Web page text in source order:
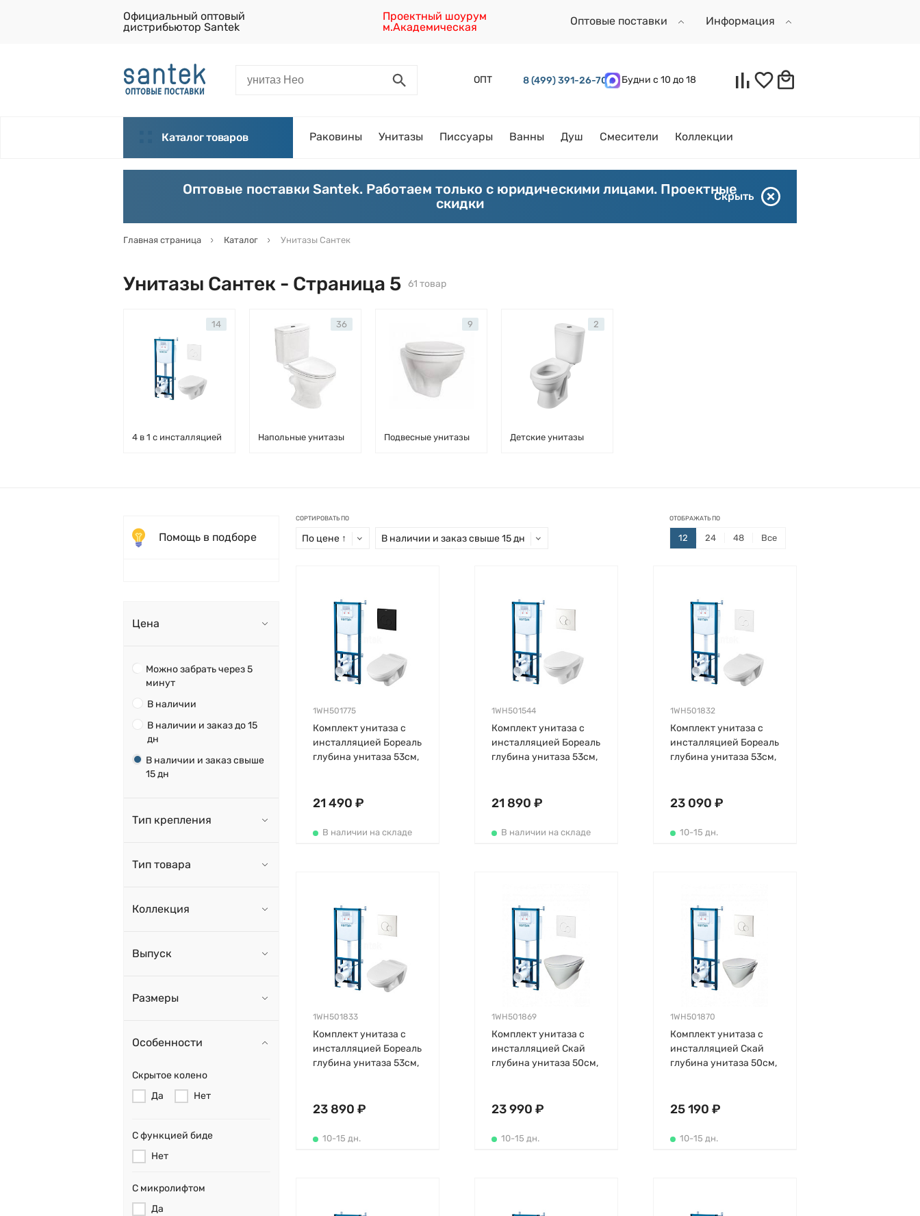
Официальный оптовый
дистрибьютор Santek
Проектный шоурум
м.Академическая
Оптовые поставки Информация
ОПТ 8 (499) 391-26-70 Будни с 10 до 18
Каталог товаров Раковины Унитазы Писсуары Ванны Душ Смесители Коллекции
Оптовые поставки Santek. Работаем только с юридическими лицами. Проектные
скидки
Скрыть
Главная страница Каталог Унитазы Сантек
Унитазы Сантек - Страница 5 61 товар
4 в 1 с инсталляцией
14
Напольные унитазы
36
Подвесные унитазы
9
Детские унитазы
2
Помощь в подборе
Цена
Можно забрать через 5
минут
В наличии
В наличии и заказ до 15
дн
В наличии и заказ свыше
15 дн
Тип крепления
Тип товара
Коллекция
Выпуск
Размеры
Особенности
Скрытое колено
Да
Нет
С функцией биде
Нет
С микролифтом
Да
СОРТИРОВАТЬ ПО
По цене ↑ В наличии и заказ свыше 15 дн
ОТОБРАЖАТЬ ПО
12 24 48 Все
1WH501775
Комплект унитаза с
инсталляцией Бореаль
глубина унитаза 53см,
быстросъемное
21 490 ₽
В наличии на складе
1WH501544
Комплект унитаза с
инсталляцией Бореаль
глубина унитаза 53см,
быстросъемное
21 890 ₽
В наличии на складе
1WH501832
Комплект унитаза с
инсталляцией Бореаль
глубина унитаза 53см,
безободковый,
23 090 ₽
10-15 дн.
1WH501833
Комплект унитаза с
инсталляцией Бореаль
глубина унитаза 53см,
безободковый,
23 890 ₽
10-15 дн.
1WH501869
Комплект унитаза с
инсталляцией Скай
глубина унитаза 50см,
безободковый,
23 990 ₽
10-15 дн.
1WH501870
Комплект унитаза с
инсталляцией Скай
глубина унитаза 50см,
безободковый,
25 190 ₽
10-15 дн.